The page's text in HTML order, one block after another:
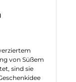
von Süßem
sind sie